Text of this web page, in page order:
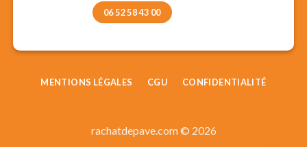
06 52 58 43 00
MENTIONS LÉGALES CGU CONFIDENTIALITÉ
rachatdepave.com © 2026